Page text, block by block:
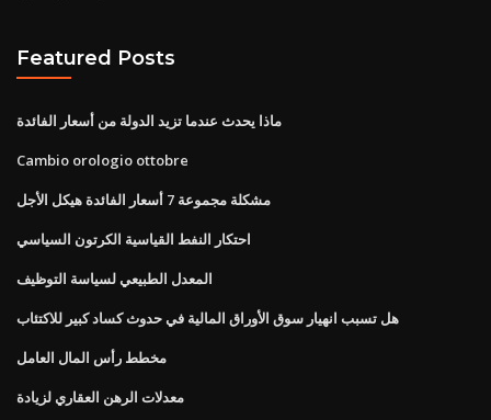
Featured Posts
ماذا يحدث عندما تزيد الدولة من أسعار الفائدة
Cambio orologio ottobre
مشكلة مجموعة 7 أسعار الفائدة هيكل الأجل
احتكار النفط القياسية الكرتون السياسي
المعدل الطبيعي لسياسة التوظيف
هل تسبب انهيار سوق الأوراق المالية في حدوث كساد كبير للاكتئاب
مخطط رأس المال العامل
معدلات الرهن العقاري لزيادة